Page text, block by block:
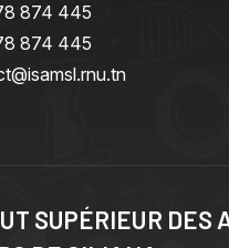
874 445
874 445
SUPÉRIEUR DES